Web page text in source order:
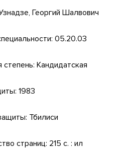
Георгий Шалвович
05.20.03
степень: Кандидатская
1983
Тбилиси
страниц: 215 c. : ил